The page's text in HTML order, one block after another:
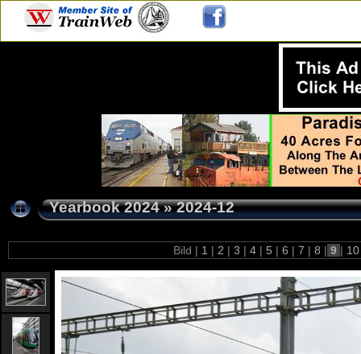
Yearbook 2024»2024-12
Bild | 1 | 2 | 3 | 4 | 5 | 6 | 7 | 8 | 9 |